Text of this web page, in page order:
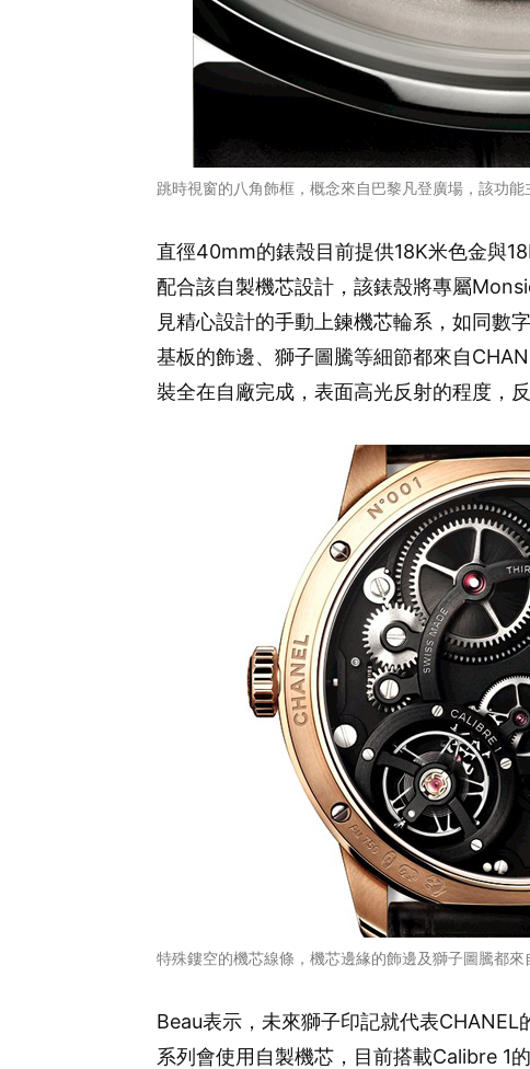
跳時視窗的八角飾框，概念來自巴黎凡登廣場，該功能
直徑40mm的錶殼目前提供18K米色金與
配合該自製機芯設計，該錶殼將專屬
見精心設計的手動上鍊機芯輪系，如同數
基板的飾邊、獅子圖騰等細節都來自
裝全在自廠完成，表面高光反射的程度，
特殊鏤空的機芯線條，機芯邊緣的飾邊及獅子圖騰都來
Beau表示，未來獅子印記就代表
系列會使用自製機芯，目前搭載Calibre 1